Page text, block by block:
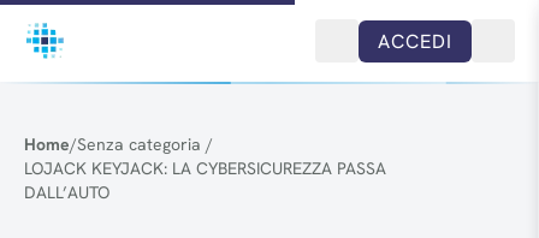
Salta al contenuto
ACCEDI
Home/Senza categoria /
LOJACK KEYJACK: LA CYBERSICUREZZA PASSA
DALL’AUTO